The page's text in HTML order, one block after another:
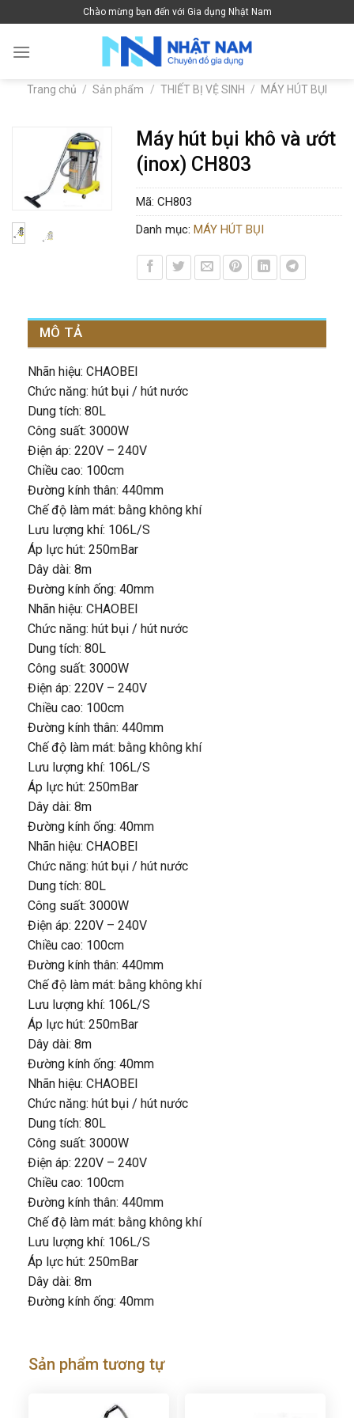
to
content
Chào mừng bạn đến với Gia dụng Nhật Nam
Trang chủ / Sản phẩm / THIẾT BỊ VỆ SINH / MÁY HÚT BỤI
Máy hút bụi khô và ướt
(inox) CH803
Mã: CH803
Danh mục: MÁY HÚT BỤI
MÔ TẢ
Nhãn hiệu: CHAOBEI
Chức năng: hút bụi / hút nước
Dung tích: 80L
Công suất: 3000W
Điện áp: 220V – 240V
Chiều cao: 100cm
Đường kính thân: 440mm
Chế độ làm mát: bằng không khí
Lưu lượng khí: 106L/S
Áp lực hút: 250mBar
Dây dài: 8m
Đường kính ống: 40mm
Nhãn hiệu: CHAOBEI
Chức năng: hút bụi / hút nước
Dung tích: 80L
Công suất: 3000W
Điện áp: 220V – 240V
Chiều cao: 100cm
Đường kính thân: 440mm
Chế độ làm mát: bằng không khí
Lưu lượng khí: 106L/S
Áp lực hút: 250mBar
Dây dài: 8m
Đường kính ống: 40mm
Nhãn hiệu: CHAOBEI
Chức năng: hút bụi / hút nước
Dung tích: 80L
Công suất: 3000W
Điện áp: 220V – 240V
Chiều cao: 100cm
Đường kính thân: 440mm
Chế độ làm mát: bằng không khí
Lưu lượng khí: 106L/S
Áp lực hút: 250mBar
Dây dài: 8m
Đường kính ống: 40mm
Nhãn hiệu: CHAOBEI
Chức năng: hút bụi / hút nước
Dung tích: 80L
Công suất: 3000W
Điện áp: 220V – 240V
Chiều cao: 100cm
Đường kính thân: 440mm
Chế độ làm mát: bằng không khí
Lưu lượng khí: 106L/S
Áp lực hút: 250mBar
Dây dài: 8m
Đường kính ống: 40mm
Sản phẩm tương tự